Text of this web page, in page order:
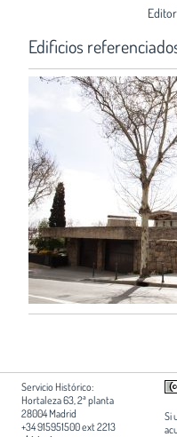
Edificios
Servicio Histórico:
Hortaleza 63, 2ª planta
28004 Madrid
+34 915951500 ext 2213
Si